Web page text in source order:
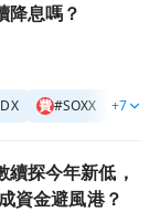
降息嗎？
費#SOXX V VIXY
+7
AI 存儲與農業供
續探今年新低，
資金避風港？